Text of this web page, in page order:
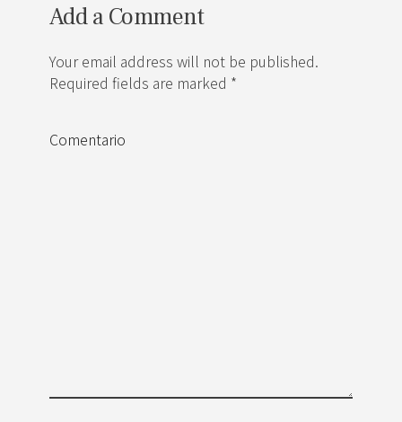
Add a Comment
Your email address will not be published.
Required fields are marked *
Comentario